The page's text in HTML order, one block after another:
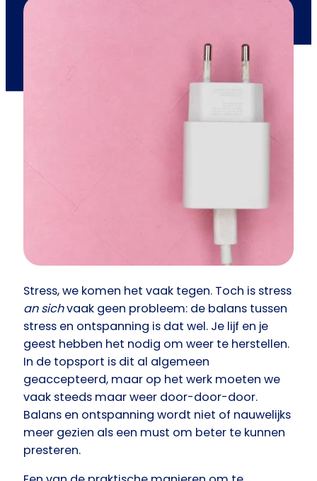
Stress, we komen het vaak tegen. Toch is stress
an sichvaak geen probleem: de balans tussen
stress en ontspanning is dat wel. Je lijf en je
geest hebben het nodig om weer te herstellen.
In de topsport is dit al algemeen
geaccepteerd, maar op het werk moeten we
vaak steeds maar weer door-door-door.
Balans en ontspanning wordt niet of nauwelijks
meer gezien als een must om beter te kunnen
presteren.